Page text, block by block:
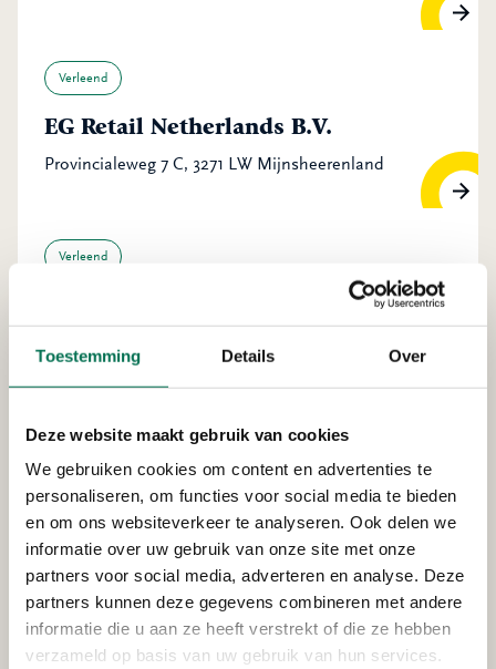
Toestemming Details Over
Deze website maakt gebruik van cookies
We gebruiken cookies om content en advertenties te
personaliseren, om functies voor social media te bieden
en om ons websiteverkeer te analyseren. Ook delen we
informatie over uw gebruik van onze site met onze
partners voor social media, adverteren en analyse. Deze
partners kunnen deze gegevens combineren met andere
informatie die u aan ze heeft verstrekt of die ze hebben
verzameld op basis van uw gebruik van hun services.
Verleend
EG Retail Netherlands B.V.
Provincialeweg 7 C, 3271 LW Mijnsheerenland
Verleend
Verleend
FrieslandCampina Nederland
B.V.
Lageweg 4, 3299 AL Maasdam